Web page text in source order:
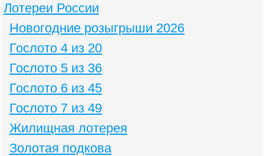
Лотереи России
Новогодние розыгрыши 2026
Гослото 4 из 20
Гослото 5 из 36
Гослото 6 из 45
Гослото 7 из 49
Жилищная лотерея
Золотая подкова